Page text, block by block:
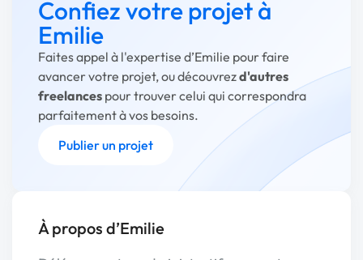
Confiez votre projet à
Emilie
Faites appel à l'expertise d’Emilie pour faire
avancer votre projet, ou découvrezd'autres
freelances pour trouver celui qui correspondra
parfaitement à vos besoins.
Publier un projet
À propos d’Emilie